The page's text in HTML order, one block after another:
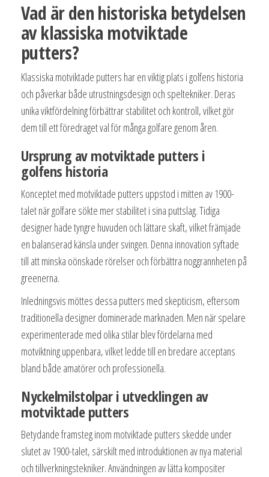
Vad är den historiska betydelsen
av klassiska motviktade
putters?
Klassiska motviktade putters har en viktig plats i golfens historia
och påverkar både utrustningsdesign och speltekniker. Deras
unika viktfördelning förbättrar stabilitet och kontroll, vilket gör
dem till ett föredraget val för många golfare genom åren.
Ursprung av motviktade putters i
golfens historia
Konceptet med motviktade putters uppstod i mitten av 1900-
talet när golfare sökte mer stabilitet i sina puttslag. Tidiga
designer hade tyngre huvuden och lättare skaft, vilket främjade
en balanserad känsla under svingen. Denna innovation syftade
till att minska oönskade rörelser och förbättra noggrannheten på
greenerna.
Inledningsvis möttes dessa putters med skepticism, eftersom
traditionella designer dominerade marknaden. Men när spelare
experimenterade med olika stilar blev fördelarna med
motviktning uppenbara, vilket ledde till en bredare acceptans
bland både amatörer och professionella.
Nyckelmilstolpar i utvecklingen av
motviktade putters
Betydande framsteg inom motviktade putters skedde under
slutet av 1900-talet, särskilt med introduktionen av nya material
och tillverkningstekniker. Användningen av lätta kompositer